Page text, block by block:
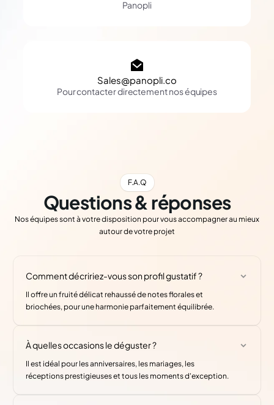
Panopli
Sales@panopli.co
Pour contacter directement nos équipes
F.A.Q
Questions & réponses
Nos équipes sont à votre disposition pour vous accompagner au mieux
autour de votre projet
Comment décririez-vous son profil gustatif ?
Il offre un fruité délicat rehaussé de notes florales et
briochées, pour une harmonie parfaitement équilibrée.
À quelles occasions le déguster ?
Il est idéal pour les anniversaires, les mariages, les
réceptions prestigieuses et tous les moments d'exception.